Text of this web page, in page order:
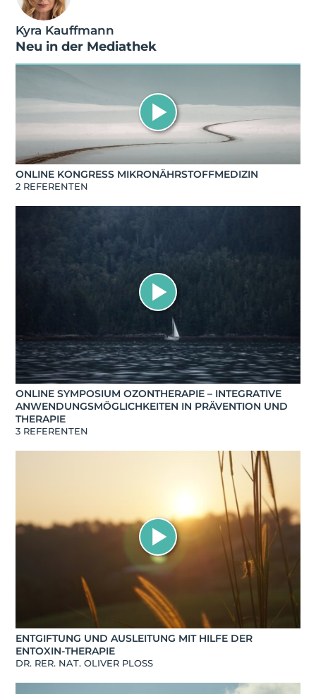
Kyra Kauffmann
Neu in der Mediathek
ONLINE KONGRESS MIKRONÄHRSTOFFMEDIZIN
2 REFERENTEN
ONLINE SYMPOSIUM OZONTHERAPIE – INTEGRATIVE
ANWENDUNGSMÖGLICHKEITEN IN PRÄVENTION UND
THERAPIE
3 REFERENTEN
ENTGIFTUNG UND AUSLEITUNG MIT HILFE DER
ENTOXIN-THERAPIE
DR. RER. NAT. OLIVER PLOSS